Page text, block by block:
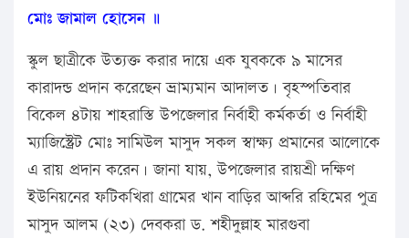
মোঃ জামাল হোসেন ॥
স্কুল ছাত্রীকে উত্যক্ত করার দায়ে এক যুবককে ৯ মাসের
কারাদন্ড প্রদান করেছেন ভ্রাম্যমান আদালত। বৃহস্পতিবার
বিকেল ৪টায় শাহরাস্তি উপজেলার নির্বাহী কর্মকর্তা ও নির্বাহী
ম্যাজিস্ট্রেট মোঃ সামিউল মাসুদ সকল স্বাক্ষ্য প্রমানের আলোকে
এ রায় প্রদান করেন। জানা যায়, উপজেলার রায়শ্রী দক্ষিণ
ইউনিয়নের ফটিকখিরা গ্রামের খান বাড়ির আব্দরি রহিমের পুত্র
মাসুদ আলম (২৩) দেবকরা ড. শহীদুল্লাহ মারগুবা